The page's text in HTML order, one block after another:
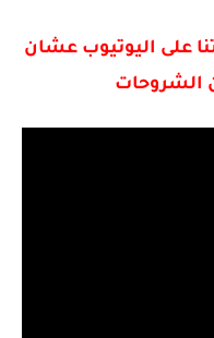
على اليوتيوب عشان
الشروحات